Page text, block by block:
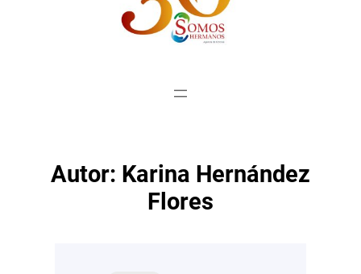
Autor: Karina Hernández
Flores